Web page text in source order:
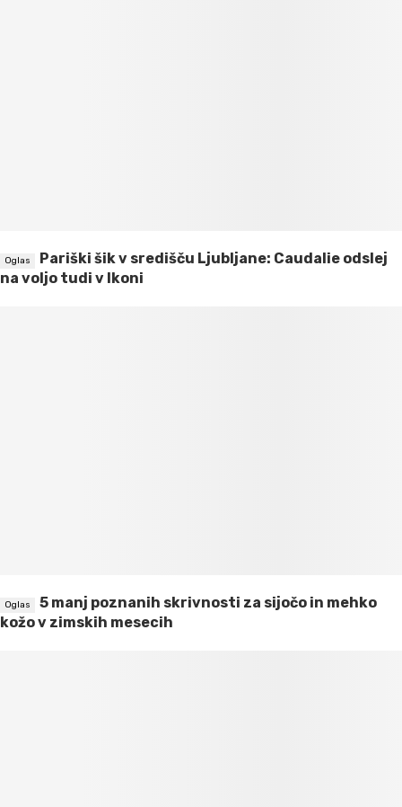
Pariški šik v središču Ljubljane: Caudalie odslej
na voljo tudi v Ikoni
5 manj poznanih skrivnosti za sijočo in mehko
kožo v zimskih mesecih